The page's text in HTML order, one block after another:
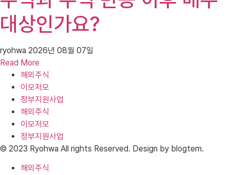
대상인가요?
ryohwa 2026년 08월 07일
Read More
해외주식
이모저모
정부지원사업
해외주식
이모저모
정부지원사업
© 2023 Ryohwa All rights Reserved. Design by blogtem.
해외주식